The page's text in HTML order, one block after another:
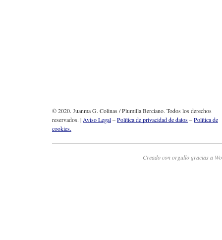
© 2020. Juanma G. Colinas / Plumilla Berciano. Todos los derechos
reservados. |Aviso Legal–Política de privacidad de datos–Política de
cookies.
Creado con orgullo gracias a